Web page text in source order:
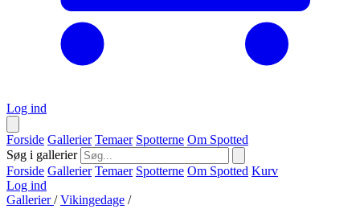
Log ind
Forside Gallerier Temaer Spotterne Om Spotted
Søg i gallerier
Forside Gallerier Temaer Spotterne Om Spotted Kurv
Log ind
Gallerier/ Vikingedage /